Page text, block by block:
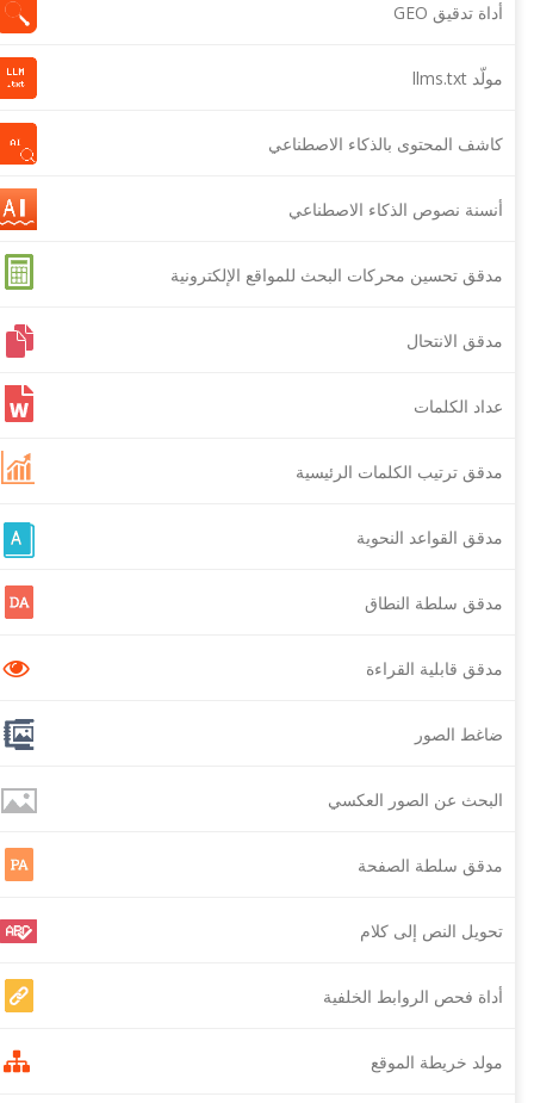
أداة تدقيق GEO
مولّد llms.txt
كاشف المحتوى بالذكاء الاصطناعي
أنسنة نصوص الذكاء الاصطناعي
مدقق تحسين محركات البحث للمواقع الإلكترونية
مدقق الانتحال
عداد الكلمات
مدقق ترتيب الكلمات الرئيسية
مدقق القواعد النحوية
مدقق سلطة النطاق
مدقق قابلية القراءة
ضاغط الصور
البحث عن الصور العكسي
مدقق سلطة الصفحة
تحويل النص إلى كلام
أداة فحص الروابط الخلفية
مولد خريطة الموقع